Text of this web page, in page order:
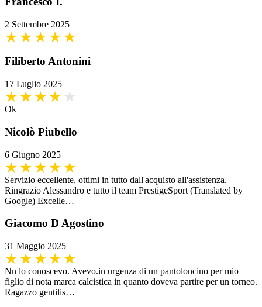
2 Settembre 2025
Filiberto Antonini
17 Luglio 2025
Ok
Nicolò Piubello
6 Giugno 2025
Servizio eccellente, ottimi in tutto dall'acquisto all'assistenza.
Ringrazio Alessandro e tutto il team PrestigeSport (Translated by
Google) Excelle…
Giacomo D Agostino
31 Maggio 2025
Nn lo conoscevo. Avevo.in urgenza di un pantoloncino per mio
figlio di nota marca calcistica in quanto doveva partire per un torneo.
Ragazzo gentilis…